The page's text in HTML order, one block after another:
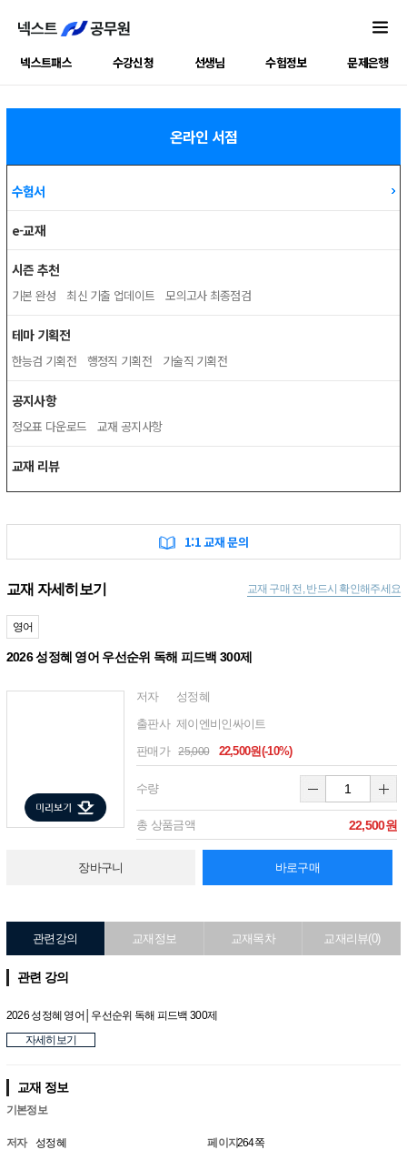
넥스트패스 수강신청 선생님 수험정보 문제은행
온라인 서점
수험서
e-교재
시즌 추천
기본 완성 최신 기출 업데이트 모의고사 최종점검
테마 기획전
한능검 기획전 행정직 기획전 기술직 기획전
공지사항
정오표 다운로드 교재 공지사항
교재 리뷰
1:1 교재 문의
교재 자세히보기 교재 구매 전, 반드시 확인해주세요
영어
2026 성정혜 영어 우선순위 독해 피드백 300제
저자 성정혜
출판사 제이엔비인싸이트
판매가 25,000 22,500원(-10%)
수량
총 상품금액 22,500원
장바구니 바로구매
관련강의 교재정보 교재목차 교재리뷰(0)
관련 강의
2026 성정혜 영어│우선순위 독해 피드백 300제
자세히보기
교재 정보
기본정보
저자 성정혜 페이지264쪽